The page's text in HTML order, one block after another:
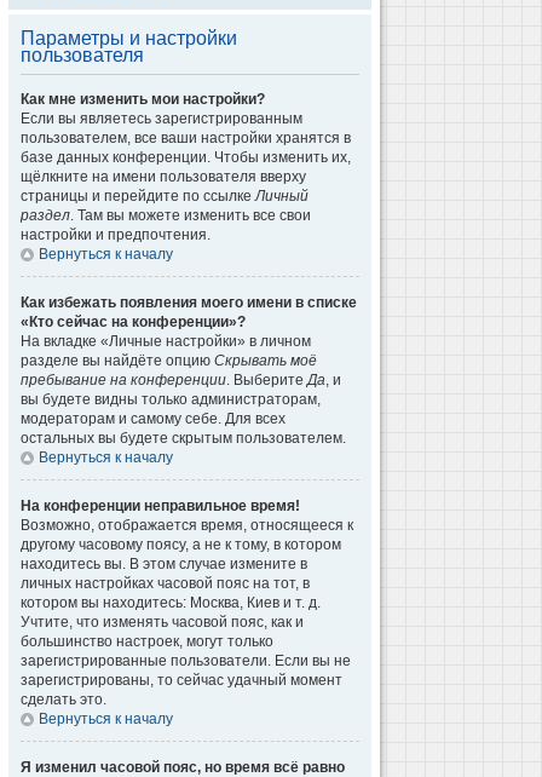
Параметры и настройки
пользователя
Как мне изменить мои настройки?
Если вы являетесь зарегистрированным
пользователем, все ваши настройки хранятся в
базе данных конференции. Чтобы изменить их,
щёлкните на имени пользователя вверху
страницы и перейдите по ссылкеЛичный
раздел. Там вы можете изменить все свои
настройки и предпочтения.
Вернуться к началу
Как избежать появления моего имени в списке
«Кто сейчас на конференции»?
На вкладке «Личные настройки» в личном
разделе вы найдёте опцию Скрывать моё
пребывание на конференции. ВыберитеДа, и
вы будете видны только администраторам,
модераторам и самому себе. Для всех
остальных вы будете скрытым пользователем.
Вернуться к началу
На конференции неправильное время!
Возможно, отображается время, относящееся к
другому часовому поясу, а не к тому, в котором
находитесь вы. В этом случае измените в
личных настройках часовой пояс на тот, в
котором вы находитесь: Москва, Киев и т. д.
Учтите, что изменять часовой пояс, как и
большинство настроек, могут только
зарегистрированные пользователи. Если вы не
зарегистрированы, то сейчас удачный момент
сделать это.
Вернуться к началу
Я изменил часовой пояс, но время всё равно